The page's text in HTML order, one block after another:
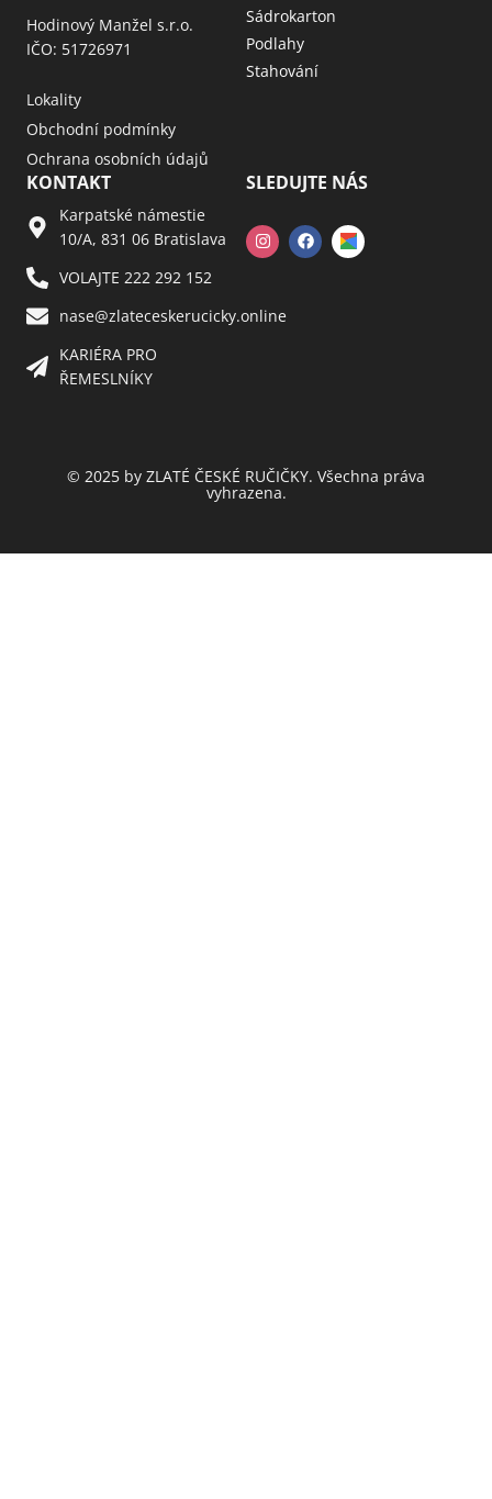
Hodinový Manžel s.r.o.
IČO: 51726971
Lokality
Obchodní podmínky
Ochrana osobních údajů
Sádrokarton
Podlahy
Stahování
KONTAKT
Karpatské námestie
10/A, 831 06 Bratislava
VOLAJTE 222 292 152
nase@zlateceskerucicky.online
KARIÉRA PRO
ŘEMESLNÍKY
SLEDUJTE NÁS
© 2025 by ZLATÉ ČESKÉ RUČIČKY. Všechna práva
vyhrazena.